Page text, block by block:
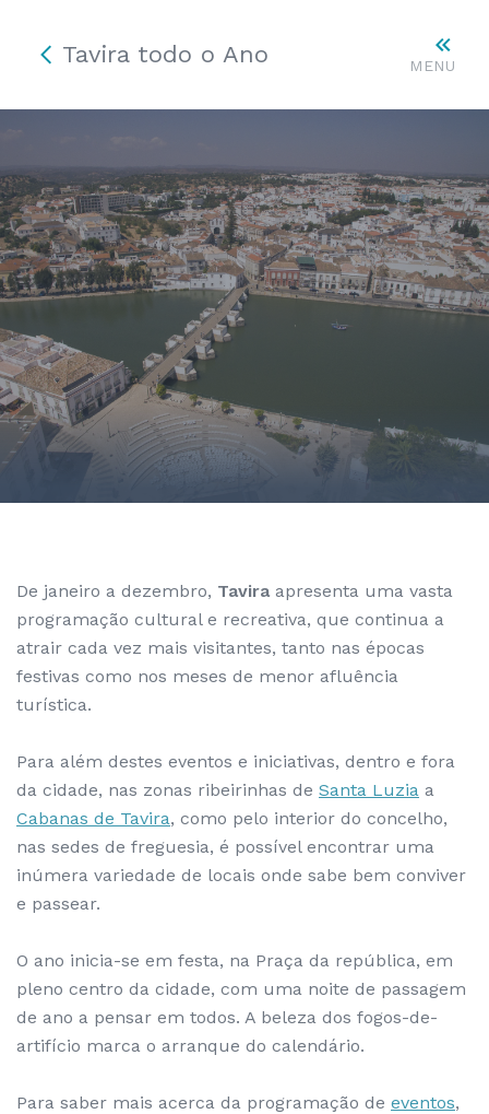
MENU
Tavira todo o Ano
De janeiro a dezembro, Tavira apresenta uma vasta
programação cultural e recreativa, que continua a
atrair cada vez mais visitantes, tanto nas épocas
festivas como nos meses de menor afluência
turística.
Para além destes eventos e iniciativas, dentro e fora
da cidade, nas zonas ribeirinhas de Santa Luzia a
Cabanas de Tavira, como pelo interior do concelho,
nas sedes de freguesia, é possível encontrar uma
inúmera variedade de locais onde sabe bem conviver
e passear.
O ano inicia-se em festa, na Praça da república, em
pleno centro da cidade, com uma noite de passagem
de ano a pensar em todos. A beleza dos fogos-de-
artifício marca o arranque do calendário.
Para saber mais acerca da programação de eventos,